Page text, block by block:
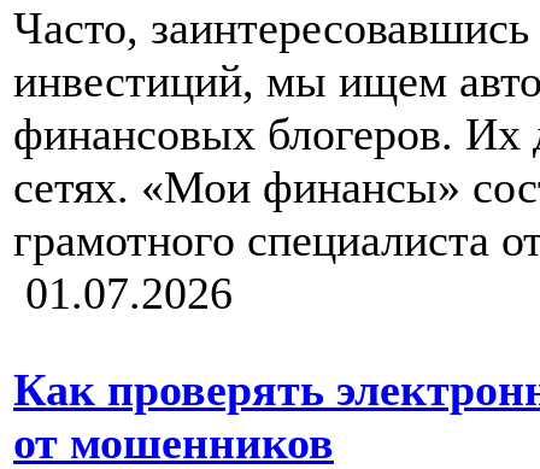
Часто,
инвестиций, мы ищем
финансовых блогеров. Их
сетях. «Мои финансы»
грамотного специалиста
01.07.2026
Как проверять
от мошенников